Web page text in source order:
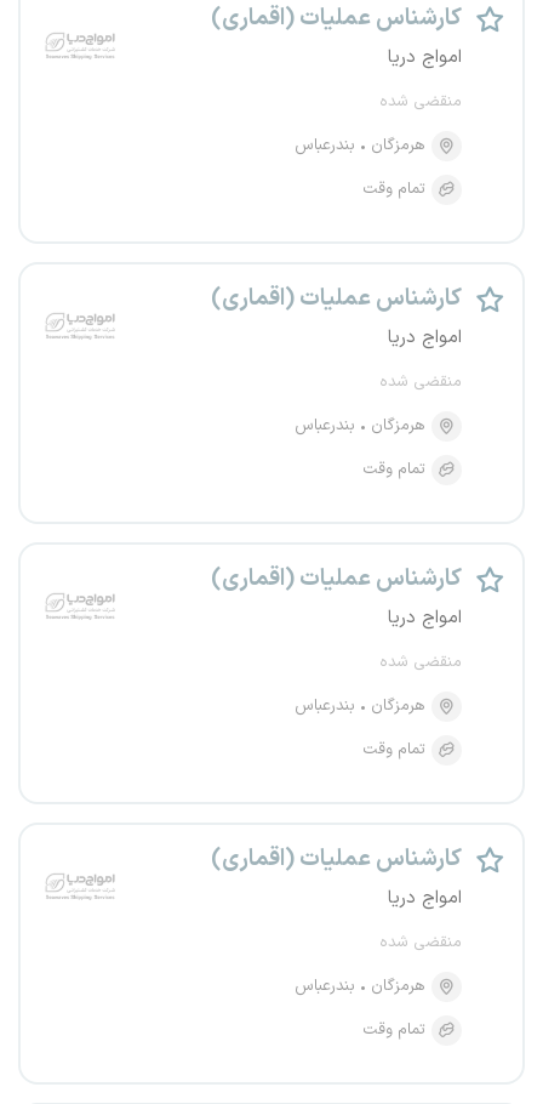
کارشناس عملیات (اقماری)
امواج دریا
منقضی شده
هرمزگان
بندرعباس
تمام وقت
کارشناس عملیات (اقماری)
امواج دریا
منقضی شده
هرمزگان
بندرعباس
تمام وقت
کارشناس عملیات (اقماری)
امواج دریا
منقضی شده
هرمزگان
بندرعباس
تمام وقت
کارشناس عملیات (اقماری)
امواج دریا
منقضی شده
هرمزگان
بندرعباس
تمام وقت